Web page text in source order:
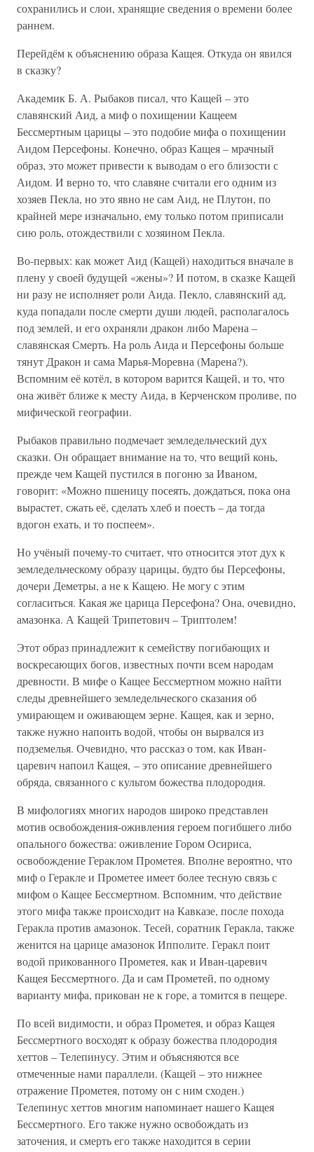
сохранились и слои, хранящие сведения о времени более
раннем.
Перейдём к объяснению образа Кащея. Откуда он явился
в сказку?
Академик Б. А. Рыбаков писал, что Кащей – это
славянский Аид, а миф о похищении Кащеем
Бессмертным царицы – это подобие мифа о похищении
Аидом Персефоны. Конечно, образ Кащея – мрачный
образ, это может привести к выводам о его близости с
Аидом. И верно то, что славяне считали его одним из
хозяев Пекла, но это явно не сам Аид, не Плутон, по
крайней мере изначально, ему только потом приписали
сию роль, отождествили с хозяином Пекла.
Во-первых: как может Аид (Кащей) находиться вначале в
плену у своей будущей «жены»? И потом, в сказке Кащей
ни разу не исполняет роли Аида. Пекло, славянский ад,
куда попадали после смерти души людей, располагалось
под землей, и его охраняли дракон либо Марена –
славянская Смерть. На роль Аида и Персефоны больше
тянут Дракон и сама Марья-Моревна (Марена?).
Вспомним её котёл, в котором варится Кащей, и то, что
она живёт ближе к месту Аида, в Керченском проливе, по
мифической географии.
Рыбаков правильно подмечает земледельческий дух
сказки. Он обращает внимание на то, что вещий конь,
прежде чем Кащей пустился в погоню за Иваном,
говорит: «Можно пшеницу посеять, дождаться, пока она
вырастет, сжать её, сделать хлеб и поесть – да тогда
вдогон ехать, и то поспеем».
Но учёный почему-то считает, что относится этот дух к
земледельческому образу царицы, будто бы Персефоны,
дочери Деметры, а не к Кащею. Не могу с этим
согласиться. Какая же царица Персефона? Она, очевидно,
амазонка. А Кащей Трипетович – Триптолем!
Этот образ принадлежит к семейству погибающих и
воскресающих богов, известных почти всем народам
древности. В мифе о Кащее Бессмертном можно найти
следы древнейшего земледельческого сказания об
умирающем и оживающем зерне. Кащея, как и зерно,
также нужно напоить водой, чтобы он вырвался из
подземелья. Очевидно, что рассказ о том, как Иван-
царевич напоил Кащея, – это описание древнейшего
обряда, связанного с культом божества плодородия.
В мифологиях многих народов широко представлен
мотив освобождения-оживления героем погибшего либо
опального божества: оживление Гором Осириса,
освобождение Гераклом Прометея. Вполне вероятно, что
миф о Геракле и Прометее имеет более тесную связь с
мифом о Кащее Бессмертном. Вспомним, что действие
этого мифа также происходит на Кавказе, после похода
Геракла против амазонок. Тесей, соратник Геракла, также
женится на царице амазонок Ипполите. Геракл поит
водой прикованного Прометея, как и Иван-царевич
Кащея Бессмертного. Да и сам Прометей, по одному
варианту мифа, прикован не к горе, а томится в пещере.
По всей видимости, и образ Прометея, и образ Кащея
Бессмертного восходят к образу божества плодородия
хеттов – Телепинусу. Этим и объясняются все
отмеченные нами параллели. (Кащей – это нижнее
отражение Прометея, потому он с ним сходен.)
Телепинус хеттов многим напоминает нашего Кащея
Бессмертного. Его также нужно освобождать из
заточения, и смерть его также находится в серии